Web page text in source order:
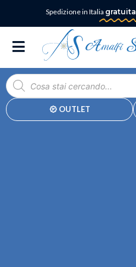
Spedizione in Italia gratuita
OUTLET